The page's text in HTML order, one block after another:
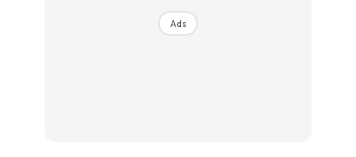
Login|Register
Ads